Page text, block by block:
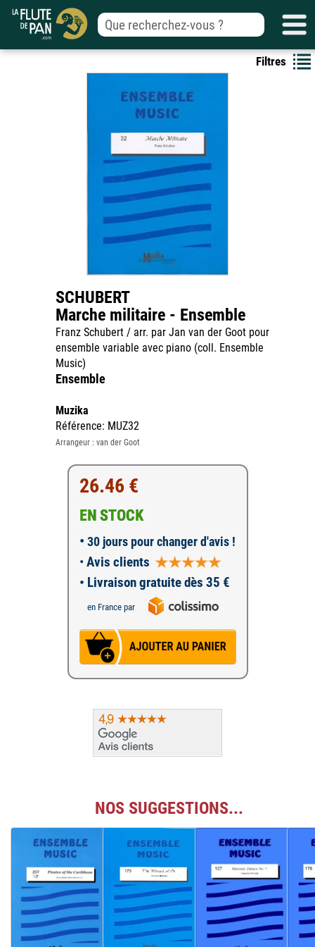
Filtres
SCHUBERT
Marche militaire - Ensemble
Franz Schubert / arr. par Jan van der Goot pour
ensemble variable avec piano (coll. Ensemble
Music)
Ensemble
Muzika
Référence: MUZ32
Arrangeur : van der Goot
26.46 €
EN STOCK
• 30 jours pour changer d'avis !
• Avis clients
• Livraison gratuite dès 35 €
en France par
NOS SUGGESTIONS...